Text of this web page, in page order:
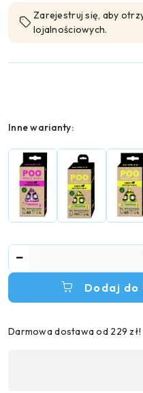
Zarejestruj się, aby
lojalnościowych.
Wariant
Inne warianty:
Dodaj do
Darmowa dostawa od 229 zł!